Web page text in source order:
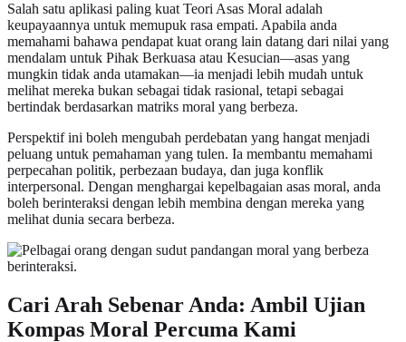
Salah satu aplikasi paling kuat Teori Asas Moral adalah
keupayaannya untuk memupuk rasa empati. Apabila anda
memahami bahawa pendapat kuat orang lain datang dari nilai yang
mendalam untuk Pihak Berkuasa atau Kesucian—asas yang
mungkin tidak anda utamakan—ia menjadi lebih mudah untuk
melihat mereka bukan sebagai tidak rasional, tetapi sebagai
bertindak berdasarkan matriks moral yang berbeza.
Perspektif ini boleh mengubah perdebatan yang hangat menjadi
peluang untuk pemahaman yang tulen. Ia membantu memahami
perpecahan politik, perbezaan budaya, dan juga konflik
interpersonal. Dengan menghargai kepelbagaian asas moral, anda
boleh berinteraksi dengan lebih membina dengan mereka yang
melihat dunia secara berbeza.
Cari Arah Sebenar Anda: Ambil Ujian
Kompas Moral Percuma Kami